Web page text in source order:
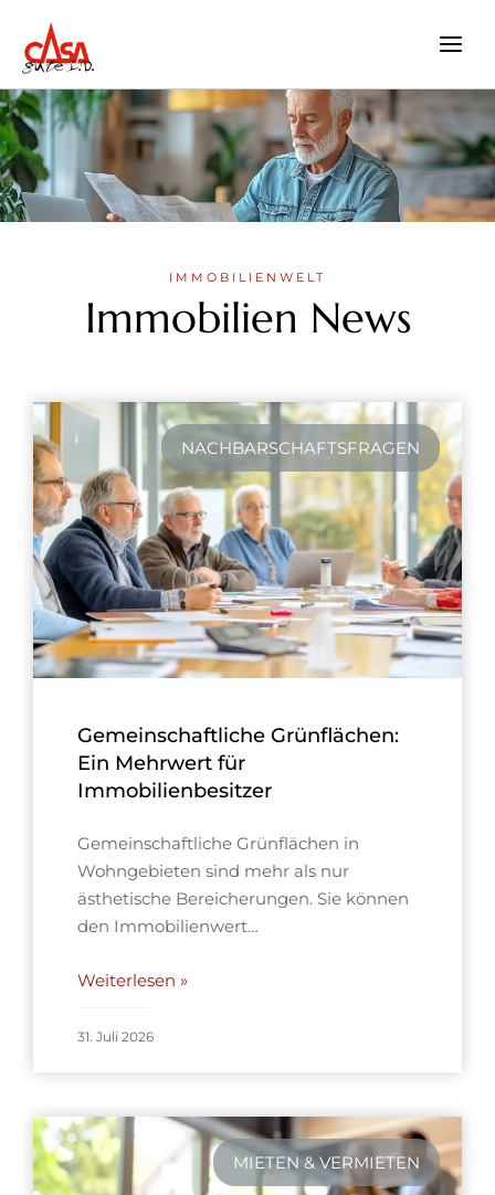
Inhalt
springen
IMMOBILIENWELT
Immobilien News
NACHBARSCHAFTSFRAGEN
Gemeinschaftliche Grünflächen:
Ein Mehrwert für
Immobilienbesitzer
Gemeinschaftliche Grünflächen in
Wohngebieten sind mehr als nur
ästhetische Bereicherungen. Sie können
den Immobilienwert…
Weiterlesen »
31. Juli 2026
MIETEN & VERMIETEN